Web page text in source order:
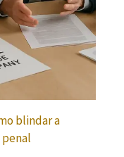
blindar a
penal